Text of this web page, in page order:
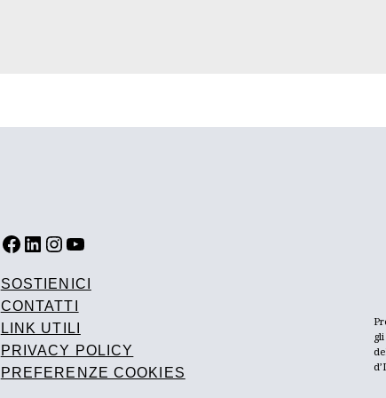
FACEBOOK LINKEDIN INSTAGRAM YOUTUBE
SOSTIENICI
CONTATTI
LINK UTILI
PRIVACY POLICY
PREFERENZE COOKIES